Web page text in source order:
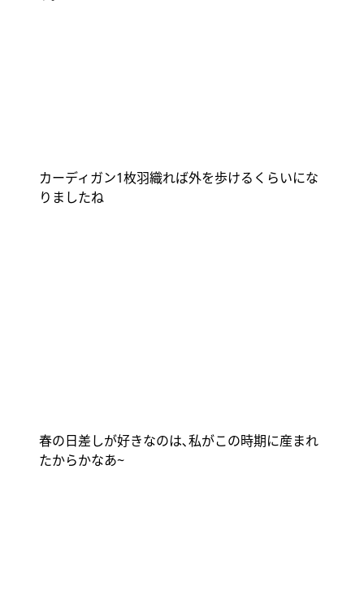
カーディガン1枚羽織れば外を歩けるくらいにな
りましたね
春の日差しが好きなのは､私がこの時期に産まれ
たからかなあ~